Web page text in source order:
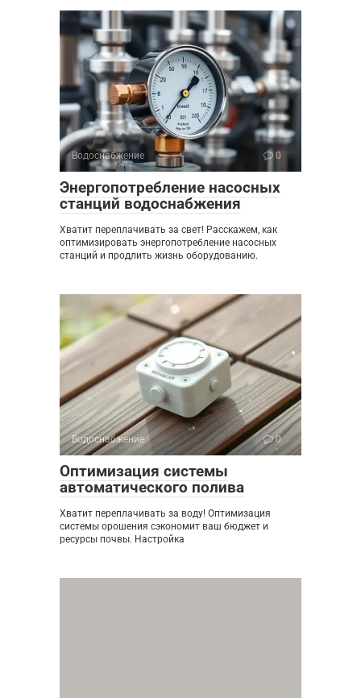
Водоснабжение 0
Энергопотребление насосных
станций водоснабжения
Хватит переплачивать за свет! Расскажем, как
оптимизировать энергопотребление насосных
станций и продлить жизнь оборудованию.
Водоснабжение 0
Оптимизация системы
автоматического полива
Хватит переплачивать за воду! Оптимизация
системы орошения сэкономит ваш бюджет и
ресурсы почвы. Настройка